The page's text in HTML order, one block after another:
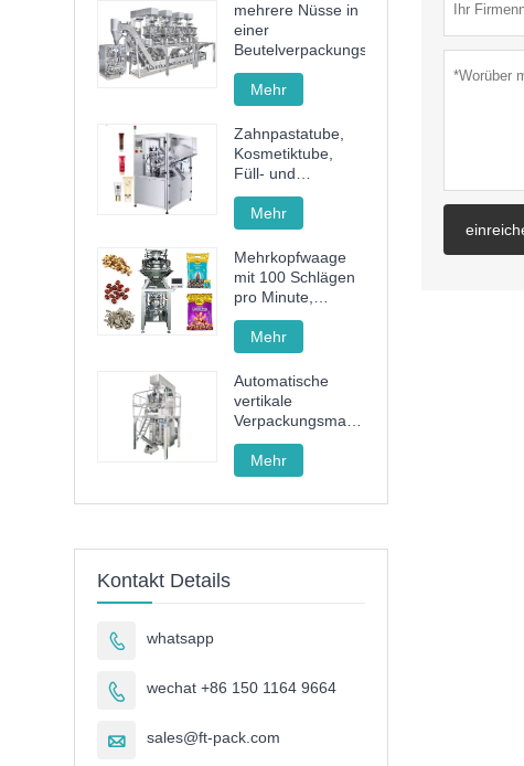
mehrere Nüsse in
einer
Beutelverpackungsmaschine
Mehr
Zahnpastatube,
Kosmetiktube,
Füll- und
Verschließmaschine,
Füll- und
Verschließmaschine
Mehr
Mehrkopfwaage
mit 100 Schlägen
pro Minute,
Hochgeschwindigkeits-
Granulatverpackungsmaschine
mit
Vollservoantrieb
Mehr
Automatische
vertikale
Verpackungsmaschine
für Pommes-
Frites-Nudeln FT-
520
Mehr
Kontakt Details
 whatsapp
 wechat +86 150 1164 9664
 sales@ft-pack.com